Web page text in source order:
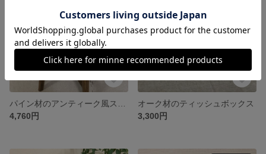
4,760円
オーク材のティッシュボックス
3,300円